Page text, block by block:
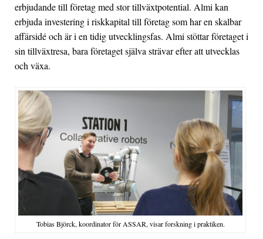
erbjudande till företag med stor tillväxtpotential. Almi kan
erbjuda investering i riskkapital till företag som har en skalbar
affärsidé och är i en tidig utvecklingsfas. Almi stöttar företaget i
sin tillväxtresa, bara företaget själva strävar efter att utvecklas
och växa.
Tobias Björck, koordinator för ASSAR, visar forskning i praktiken.